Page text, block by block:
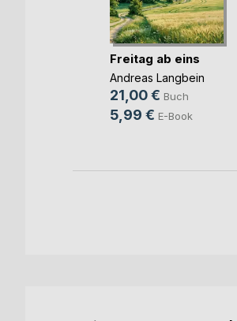
Freitag ab eins
Andreas Langbein
21,00 € Buch
5,99 € E-Book